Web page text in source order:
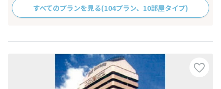
すべてのプランを見る(104プラン、10部屋タイプ)